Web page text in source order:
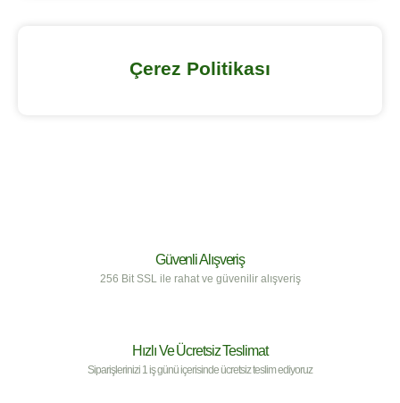
Çerez Politikası
Güvenli Alışveriş
256 Bit SSL ile rahat ve güvenilir alışveriş
Hızlı Ve Ücretsiz Teslimat
Siparişlerinizi 1 iş günü içerisinde ücretsiz teslim ediyoruz